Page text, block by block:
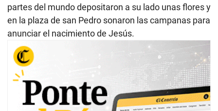
partes del mundo depositaron a su lado unas flores y
en la plaza de san Pedro sonaron las campanas para
anunciar el nacimiento de Jesús.